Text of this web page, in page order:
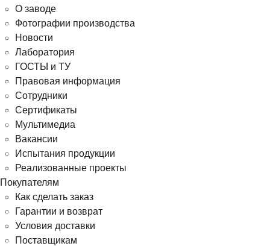
О заводе
Фотографии производства
Новости
Лаборатория
ГОСТЫ и ТУ
Правовая информация
Сотрудники
Сертификаты
Мультимедиа
Вакансии
Испытания продукции
Реализованные проекты
Покупателям
Как сделать заказ
Гарантии и возврат
Условия доставки
Поставщикам